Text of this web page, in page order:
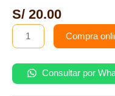
S/ 20.00
Compra
Consultar por